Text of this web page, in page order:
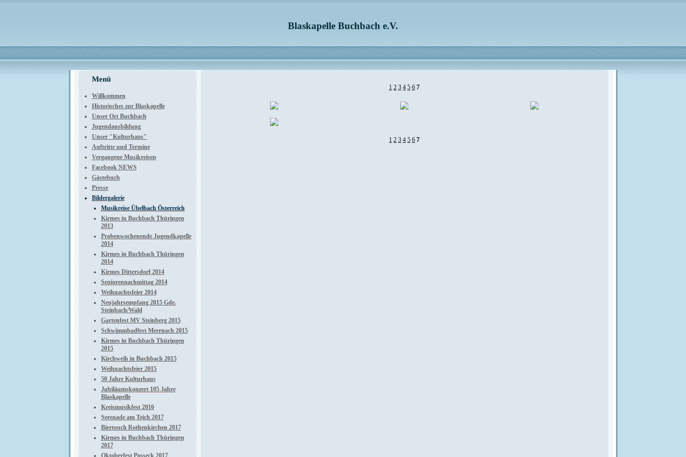
Blaskapelle Buchbach e.V.
Menü
Willkommen
Historisches zur Blaskapelle
Unser Ort Buchbach
Jugendausbildung
Unser "Kulturhaus"
Auftritte und Termine
Vergangene Musikreisen
Facebook NEWS
Gästebuch
Presse
Bildergalerie
Musikreise Übelbach Österreich
Kirmes in Buchbach Thüringen
2013
Probenwochenende Jugendkapelle
2014
Kirmes in Buchbach Thüringen
2014
Kirmes Dittersdorf 2014
Seniorennachmittag 2014
Weihnachtsfeier 2014
Neujahrsempfang 2015 Gde.
Steinbach/Wald
Gartenfest MV Steinberg 2015
Schwimmbadfest Meernach 2015
Kirmes in Buchbach Thüringen
2015
Kirchweih in Buchbach 2015
Weihnachtsfeier 2015
50 Jahre Kulturhaus
Jubiläumskonzert 105 Jahre
Blaskapelle
Kreismusikfest 2016
Serenade am Teich 2017
Biertouch Rothenkirchen 2017
Kirmes in Buchbach Thüringen
2017
Oktoberfest Posseck 2017
1 2 3 4 5 6 7
1 2 3 4 5 6 7